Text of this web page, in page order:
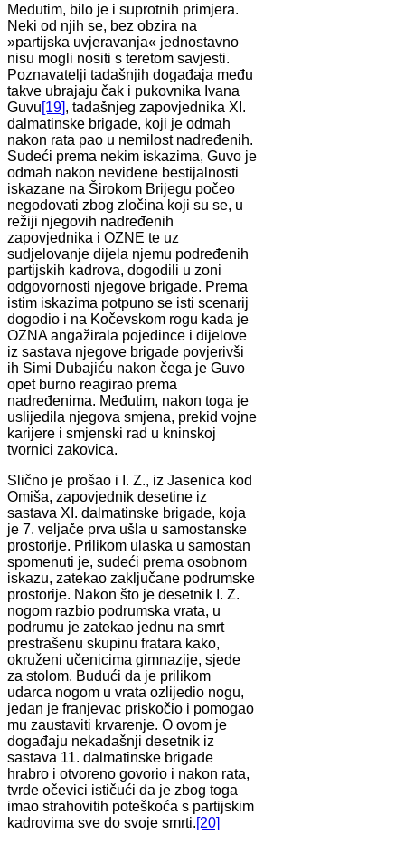
Međutim, bilo je i suprotnih primjera.
Neki od njih se, bez obzira na
»partijska uvjeravanja« jednostavno
nisu mogli nositi s teretom savjesti.
Poznavatelji tadašnjih događaja među
takve ubrajaju čak i pukovnika Ivana
Guvu[19], tadašnjeg zapovjednika XI.
dalmatinske brigade, koji je odmah
nakon rata pao u nemilost nadređenih.
Sudeći prema nekim iskazima, Guvo je
odmah nakon neviđene bestijalnosti
iskazane na Širokom Brijegu počeo
negodovati zbog zločina koji su se, u
režiji njegovih nadređenih
zapovjednika i OZNE te uz
sudjelovanje dijela njemu podređenih
partijskih kadrova, dogodili u zoni
odgovornosti njegove brigade. Prema
istim iskazima potpuno se isti scenarij
dogodio i na Kočevskom rogu kada je
OZNA angažirala pojedince i dijelove
iz sastava njegove brigade povjerivši
ih Simi Dubajiću nakon čega je Guvo
opet burno reagirao prema
nadređenima. Međutim, nakon toga je
uslijedila njegova smjena, prekid vojne
karijere i smjenski rad u kninskoj
tvornici zakovica.
Slično je prošao i I. Z., iz Jasenica kod
Omiša, zapovjednik desetine iz
sastava XI. dalmatinske brigade, koja
je 7. veljače prva ušla u samostanske
prostorije. Prilikom ulaska u samostan
spomenuti je, sudeći prema osobnom
iskazu, zatekao zaključane podrumske
prostorije. Nakon što je desetnik I. Z.
nogom razbio podrumska vrata, u
podrumu je zatekao jednu na smrt
prestrašenu skupinu fratara kako,
okruženi učenicima gimnazije, sjede
za stolom. Budući da je prilikom
udarca nogom u vrata ozlijedio nogu,
jedan je franjevac priskočio i pomogao
mu zaustaviti krvarenje. O ovom je
događaju nekadašnji desetnik iz
sastava 11. dalmatinske brigade
hrabro i otvoreno govorio i nakon rata,
tvrde očevici ističući da je zbog toga
imao strahovitih poteškoća s partijskim
kadrovima sve do svoje smrti.[20]